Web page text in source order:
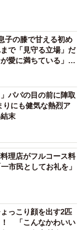
子の膝で甘える初め
で「見守る立場」だ
愛に満ちている」
パパの目の前に陣取
にも健気な熱烈ア
末
理店がフルコース料
市民としてお礼を」
っこり顔を出す2匹
「こんなかわいい